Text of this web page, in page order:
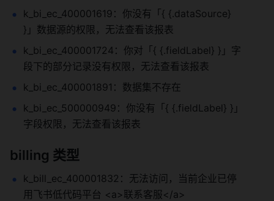
k_bi_ec_400001619：你没有「{ {.dataSource}
}」数据源的权限，无法查看该报表
k_bi_ec_400001724：你对「{ {.fieldLabel} }」字
段下的部分记录没有权限，无法查看该报表
k_bi_ec_400001891：数据集不存在
k_bi_ec_500000949：你没有「{ {.fieldLabel} }」
字段权限，无法查看该报表
billing 类型
k_bill_ec_400001832：无法访问，当前企业已停
用飞书低代码平台 <a>联系客服</a>